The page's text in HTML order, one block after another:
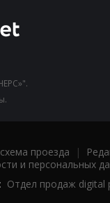
проезда |
и персональных
Отдел продаж digital